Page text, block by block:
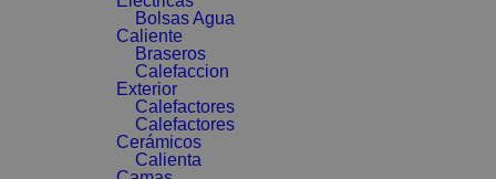
Bolsas Agua
Caliente
Braseros
Calefaccion
Exterior
Calefactores
Calefactores
Cerámicos
Calienta